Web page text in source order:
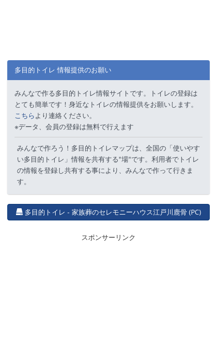
多目的トイレ 情報提供のお願い
みんなで作る多目的トイレ情報サイトです。トイレの登録は
とても簡単です！身近なトイレの情報提供をお願いします。
こちらより連絡ください。
※データ、会員の登録は無料で行えます
みんなで作ろう！多目的トイレマップは、全国の「使いやす
い多目的トイレ」情報を共有する"場"です。利用者でトイレ
の情報を登録し共有する事により、みんなで作って行きま
す。
多目的トイレ - 家族葬のセレモニーハウス江戸川鹿骨 (PC)
スポンサーリンク